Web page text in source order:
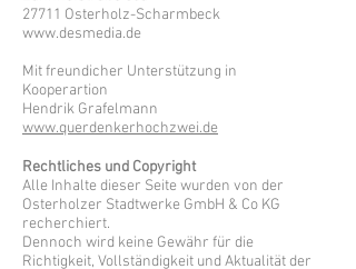
27711 Osterholz-Scharmbeck
www.desmedia.de
Mit freundicher Unterstützung in
Kooperartion
Hendrik Grafelmann
www.querdenkerhochzwei.de
Rechtliches und Copyright
Alle Inhalte dieser Seite wurden von der
Osterholzer Stadtwerke GmbH & Co KG
recherchiert.
Dennoch wird keine Gewähr für die
Richtigkeit, Vollständigkeit und Aktualität der